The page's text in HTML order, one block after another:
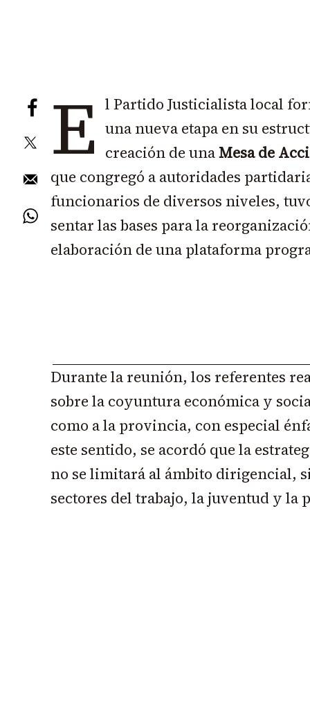
E l Partido Justicialista local
una nueva etapa en su
creación de unaMesa de
que congregó a autoridades
funcionarios de diversos niveles,
sentar las bases para la
elaboración de una plataforma
Durante la reunión, los referentes
sobre la coyuntura económica y
como a la provincia, con especial
este sentido, se acordó que la
no se limitará al ámbito dirigencial,
sectores del trabajo, la juventud y la